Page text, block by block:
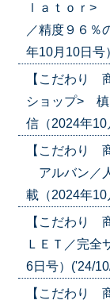
ｌａｔｏｒ>
／精度９６％
年10月10日号
【こだわり
ショップ> 槙
信（2024年
【こだわり
アルバン／
載（2024年
【こだわり
ＬＥＴ／完全
6日号）('24/
【こだわり